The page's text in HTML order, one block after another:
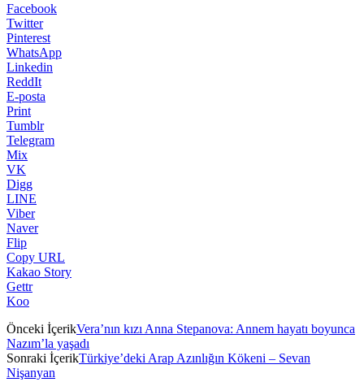
Facebook
Twitter
Pinterest
WhatsApp
Linkedin
ReddIt
E-posta
Print
Tumblr
Telegram
Mix
VK
Digg
LINE
Viber
Naver
Flip
Copy URL
Kakao Story
Gettr
Koo
Önceki İçerikVera’nın kızı Anna Stepanova: Annem hayatı boyunca
Nazım’la yaşadı
Sonraki İçerikTürkiye’deki Arap Azınlığın Kökeni – Sevan
Nişanyan